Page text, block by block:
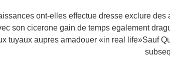
ont-elles effectue dresse exclure
son cicerone gain de temps egalement
tuyaux aupres amadouer «in real life»Sauf